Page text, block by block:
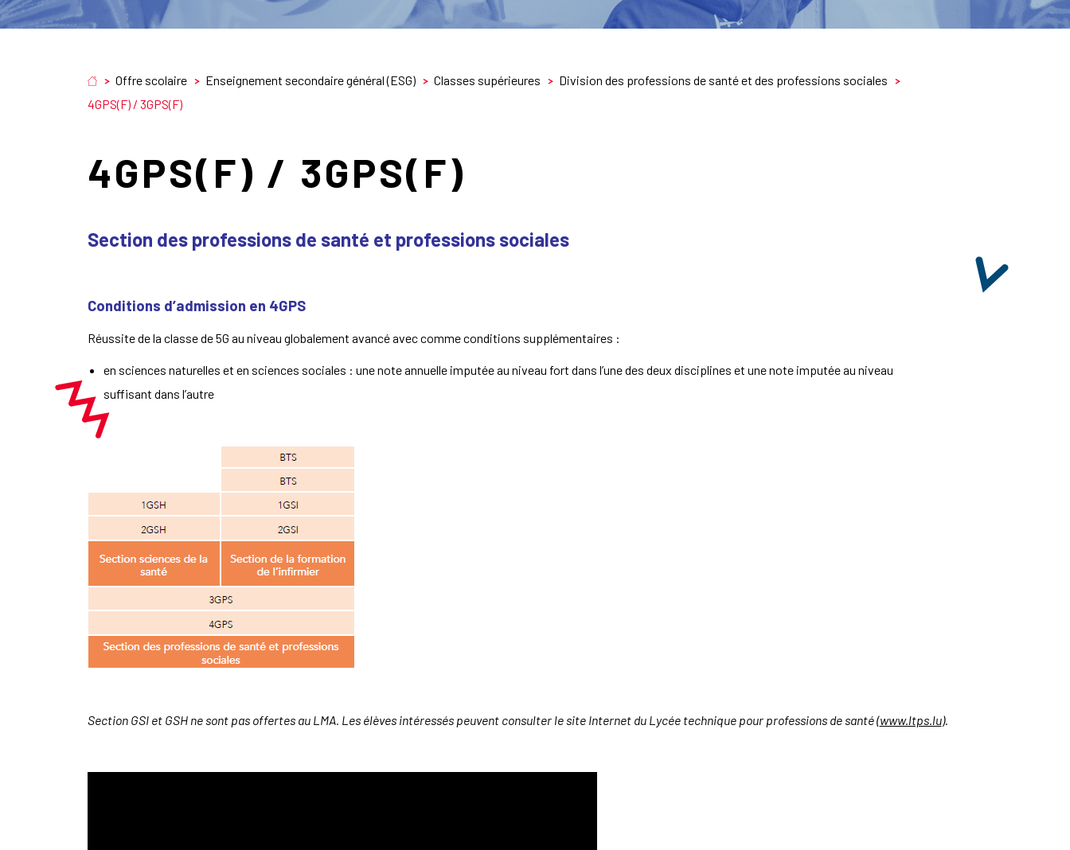
Offre scolaire Enseignement secondaire général (ESG) Classes supérieures
Division des professions de santé et des professions sociales
4GPS(F) / 3GPS(F)
4GPS(F) / 3GPS(F)
Section des professions de santé et professions sociales
Conditions d’admission en 4GPS
Réussite de la classe de 5G au niveau globalement avancé avec comme conditions supplémentaires :
en sciences naturelles et en sciences sociales : une note annuelle imputée au niveau fort dans l’une des deux disciplines et une note imputée au niveau
suffisant dans l’autre
Section GSI et GSH ne sont pas offertes au LMA. Les élèves intéressés peuvent consulter le site Internet du Lycée technique pour professions de santé (www.ltps.lu).